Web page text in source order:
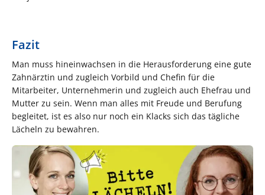
Fazit
Man muss hineinwachsen in die Herausforderung eine gute
Zahnärztin und zugleich Vorbild und Chefin für die
Mitarbeiter, Unternehmerin und zugleich auch Ehefrau und
Mutter zu sein. Wenn man alles mit Freude und Berufung
begleitet, ist es also nur noch ein Klacks sich das tägliche
Lächeln zu bewahren.